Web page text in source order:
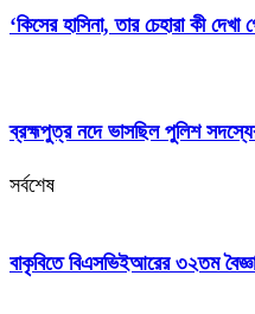
‘কিসের হাসিনা, তার চেহারা কী দেখা
ব্রহ্মপুত্র নদে ভাসছিল পুলিশ
সর্বশেষ
বাকৃবিতে বিএসভিইআরের ৩২তম